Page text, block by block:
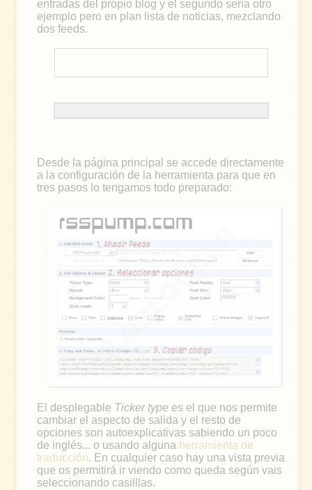
entradas del propio blog y el segundo sería otro
ejemplo pero en plan lista de noticias, mezclando
dos feeds.
Desde la página principal se accede directamente
a la configuración de la herramienta para que en
tres pasos lo tengamos todo preparado:
El desplegable Ticker type es el que nos permite
cambiar el aspecto de salida y el resto de
opciones son autoexplicativas sabiendo un poco
de inglés... o usando alguna herramienta de
traducción. En cualquier caso hay una vista previa
que os permitirá ir viendo como queda según vais
seleccionando casilllas.